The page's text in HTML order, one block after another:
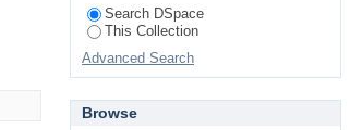
Search DSpace
This Collection
Advanced Search
Browse